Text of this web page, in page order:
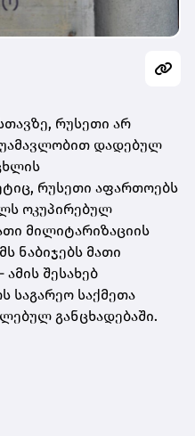
რუსეთი არ
დადებულ
რუსეთი აფართოებს
ოკუპირებულ
მილიტარიზაციის
ნაბიჯებს მათი
შესახებ
საგარეო საქმეთა
განცხადებაში.